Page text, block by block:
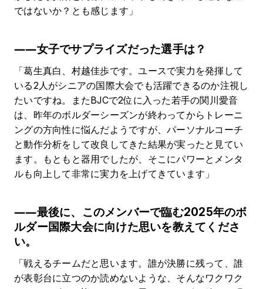
ではないか？とも感じます」
――女子でサプライズだった選手は？
「葛生真白、村越佳歩です。ユースで実力を発揮して
いる2人がシニアの国際大会でも活躍できるのか注視し
たいですね。またBJCで2位に入った若手の関川愛音
は、昨年のボルダーシーズンが終わってからトレーニ
ングの方向性に悩んだようですが、パーソナルコーチ
と動作分析をして改良してきた結果が実ったと見てい
ます。もともと器用でしたが、そこにパワーとメンタ
ルも向上して非常に実力を上げてきています」
――最後に、このメンバーで臨む2025年のボ
ルダー国際大会に向けた思いを教えてくださ
い。
「戦えるチームだと思います。誰が決勝に残って、誰
が表彰台に立つのか読めないような、そんなワクワク